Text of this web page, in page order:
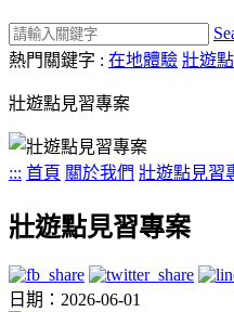
熱門關鍵字 : 在地體驗 壯遊
壯遊點見習專案
::: 首頁 關於我們 壯遊點見習
壯遊點見習專案
日期：2026-06-01